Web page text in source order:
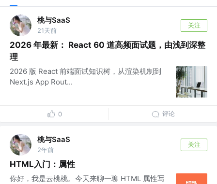
桃与SaaS
21天前
关注
2026 年最新： React 60 道高频面试题，由浅到深整
理
2026 版 React 前端面试知识树，从渲染机制到
Next.js App Rout...
0 评论
桃与SaaS
2年前
关注
HTML入门：属性
你好，我是云桃桃。今天来聊一聊 HTML 属性写